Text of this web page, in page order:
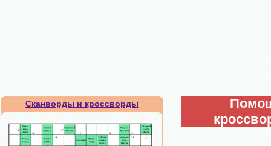
Сканворды и кроссворды